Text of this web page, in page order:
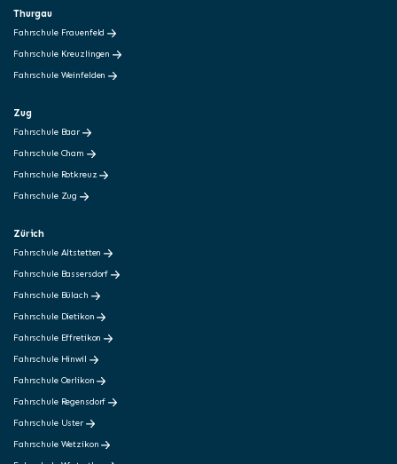
Thurgau
Fahrschule Frauenfeld
Fahrschule Kreuzlingen
Fahrschule Weinfelden
Zug
Fahrschule Baar
Fahrschule Cham
Fahrschule Rotkreuz
Fahrschule Zug
Zürich
Fahrschule Altstetten
Fahrschule Bassersdorf
Fahrschule Bülach
Fahrschule Dietikon
Fahrschule Effretikon
Fahrschule Hinwil
Fahrschule Oerlikon
Fahrschule Regensdorf
Fahrschule Uster
Fahrschule Wetzikon